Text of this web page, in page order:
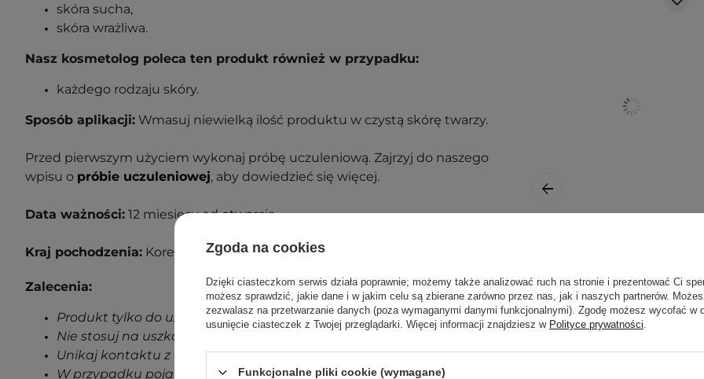
skóra sucha,
skóra wrażliwa.
Nasz kosmetolog poleca ten produkt również w przypadku:
każdego rodzaju skóry.
Sposób aplikacji: Wmasuj niewielką ilość produktu w czystą skórę twarzy.
Przed pierwszym użyciem wykonaj próbę uczuleniową. Zajrzyj do naszego
wpisu o próbie uczuleniowej, aby dowiedzieć się więcej.
Data ważności: 12 miesięcy od otwarcia.
Kraj pochodzenia: Korea Południowa.
Zalecenia:
Produkt tylko do użytku zewnętrznego.
Nie stosuj na uszkodzoną skórę.
Unikaj kontaktu z oczami.
W przypadku pojawienia się jakichkolwiek oznak podrażnienia,
Nawilżający Krem
do Twarzy z Beta-
Glukanem - 100ml
Zgoda na cookies
Dzięki ciasteczkom serwis działa poprawnie; możemy także analizować ruch na stronie i prezentować Ci
możesz sprawdzić, jakie dane i w jakim celu są zbierane zarówno przez nas, jak i naszych partnerów.
zezwalasz na przetwarzanie danych (poza wymaganymi danymi funkcjonalnymi). Zgodę możesz wycofać w
usunięcie ciasteczek z Twojej przeglądarki. Więcej informacji znajdziesz w Polityce prywatności.
Funkcjonalne pliki cookie (wymagane)